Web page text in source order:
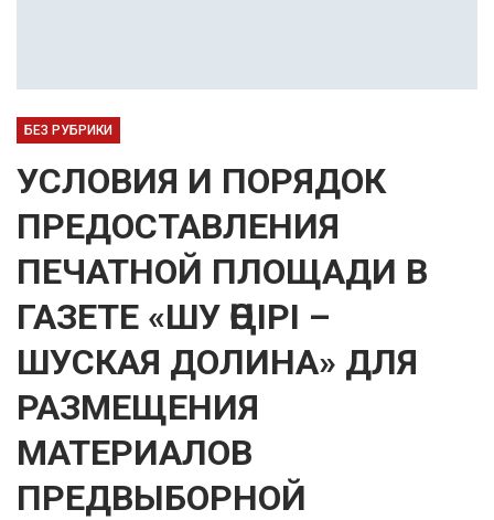
БЕЗ РУБРИКИ
УСЛОВИЯ И ПОРЯДОК
ПРЕДОСТАВЛЕНИЯ
ПЕЧАТНОЙ ПЛОЩАДИ В
ГАЗЕТЕ «ШУ ӨҢІРІ –
ШУСКАЯ ДОЛИНА» ДЛЯ
РАЗМЕЩЕНИЯ
МАТЕРИАЛОВ
ПРЕДВЫБОРНОЙ